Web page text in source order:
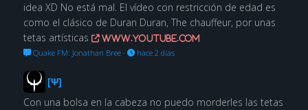
idea XD No está mal. El vídeo con restricción de edad es
como el clásico de Duran Duran, The chauffeur, por unas
tetas artísticas
www.youtube.com
Quake FM: Jonathan Bree· hace 2 días
[Ψ]
Con una bolsa en la cabeza no puedo morderles las tetas